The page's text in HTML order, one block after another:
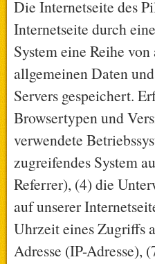
Die Internetseite des
Internetseite durch
System eine Reihe
allgemeinen Daten
Servers gespeichert.
Browsertypen und
verwendete
zugreifendes System
Referrer), (4) die
auf unserer
Uhrzeit eines Zugriffs
Adresse (IP-Adresse),